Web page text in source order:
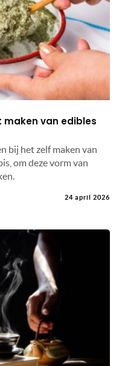
maken van edibles
bij het zelf maken van
om deze vorm van
24 april 2026